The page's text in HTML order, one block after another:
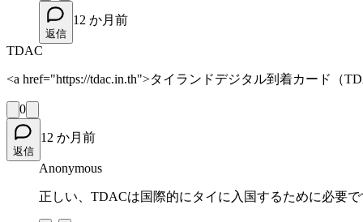
返信
12 か月前
TDAC
<a href="https://tdac.in.th">タイランドデジタル到着カード（
0
返信
12 か月前
Anonymous
正しい、TDACは国際的にタイに入国するために必要で